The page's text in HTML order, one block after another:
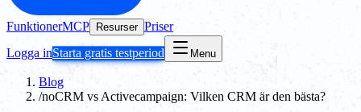
FunktionerMCP Resurser Priser
Logga inStarta gratis testperiod Menu
Blog
/noCRM vs Activecampaign: Vilken CRM är den bästa?